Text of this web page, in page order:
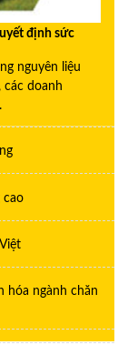
định sức
nguyên liệu
doanh
cao
hóa ngành chăn